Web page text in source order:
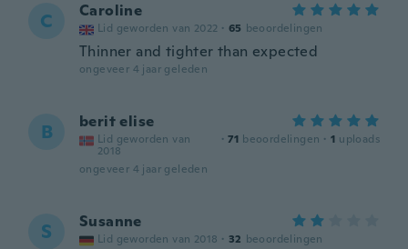
C Caroline
Lid geworden van 2022 · 65 beoordelingen
Thinner and tighter than expected
ongeveer 4 jaar geleden
B berit elise
Lid geworden van
2018
· 71 beoordelingen · 1 uploads
ongeveer 4 jaar geleden
S Susanne
Lid geworden van 2018 · 32 beoordelingen